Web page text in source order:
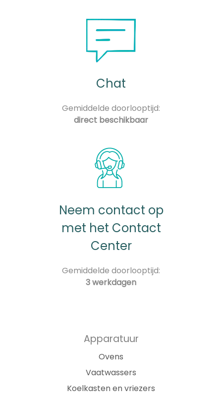
Chat
Gemiddelde doorlooptijd:
direct beschikbaar
Neem contact op
met het Contact
Center
Gemiddelde doorlooptijd:
3 werkdagen
Apparatuur
Ovens
Vaatwassers
Koelkasten en vriezers